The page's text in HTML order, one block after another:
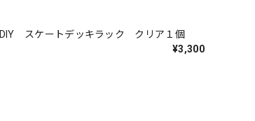
DIY スケートデッキラック クリア１個
¥3,300